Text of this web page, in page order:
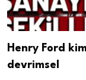
Henry Ford
devrimsel